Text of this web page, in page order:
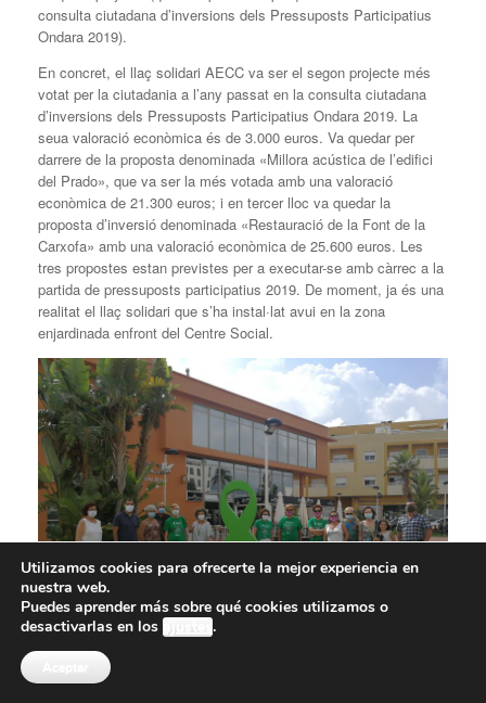
consulta ciutadana d’inversions dels Pressuposts Participatius
Ondara 2019).
En concret, el llaç solidari AECC va ser el segon projecte més
votat per la ciutadania a l’any passat en la consulta ciutadana
d’inversions dels Pressuposts Participatius Ondara 2019. La
seua valoració econòmica és de 3.000 euros. Va quedar per
darrere de la proposta denominada «Millora acústica de l’edifici
del Prado», que va ser la més votada amb una valoració
econòmica de 21.300 euros; i en tercer lloc va quedar la
proposta d’inversió denominada «Restauració de la Font de la
Carxofa» amb una valoració econòmica de 25.600 euros. Les
tres propostes estan previstes per a executar-se amb càrrec a la
partida de pressuposts participatius 2019. De moment, ja és una
realitat el llaç solidari que s’ha instal·lat avui en la zona
enjardinada enfront del Centre Social.
Utilizamos cookies para ofrecerte la mejor experiencia en
nuestra web.
Puedes aprender más sobre qué cookies utilizamos o
desactivarlas en los ajustes.